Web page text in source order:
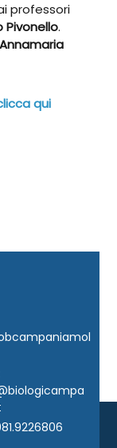
professori
Pivonello.
Annamaria
qui